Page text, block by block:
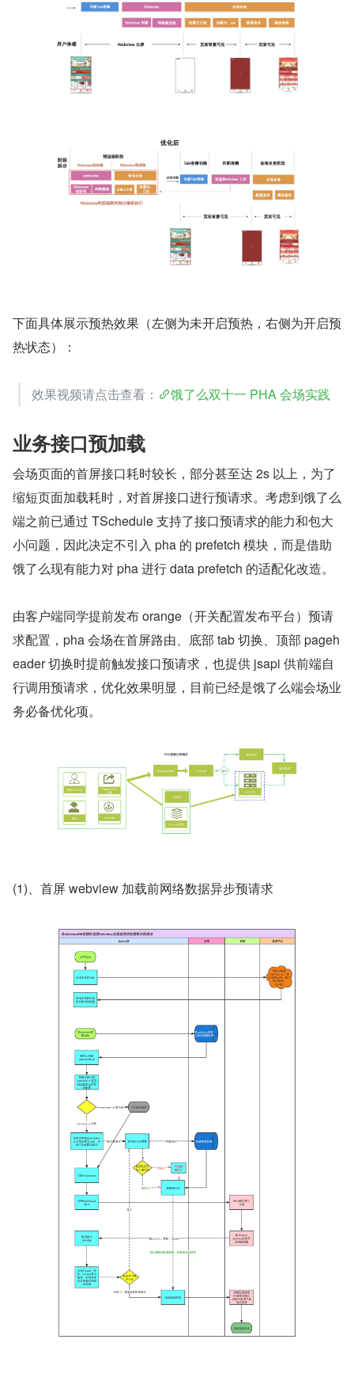
下面具体展示预热效果（左侧为未开启预热，右侧为开启预
热状态）：
效果视频请点击查看： 饿了么双十一 PHA 会场实践
业务接口预加载
会场页面的首屏接口耗时较长，部分甚至达 2s 以上，为了
缩短页面加载耗时，对首屏接口进行预请求。考虑到饿了么
端之前已通过 TSchedule 支持了接口预请求的能力和包大
小问题，因此决定不引入 pha 的 prefetch 模块，而是借助
饿了么现有能力对 pha 进行 data prefetch 的适配化改造。
由客户端同学提前发布 orange（开关配置发布平台）预请
求配置，pha 会场在首屏路由、底部 tab 切换、顶部 pageh
eader 切换时提前触发接口预请求，也提供 jsapi 供前端自
行调用预请求，优化效果明显，目前已经是饿了么端会场业
务必备优化项。
(1)、首屏 webview 加载前网络数据异步预请求